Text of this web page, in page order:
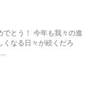
でとう！ 今年も我々の進
なる日々が続くだろ